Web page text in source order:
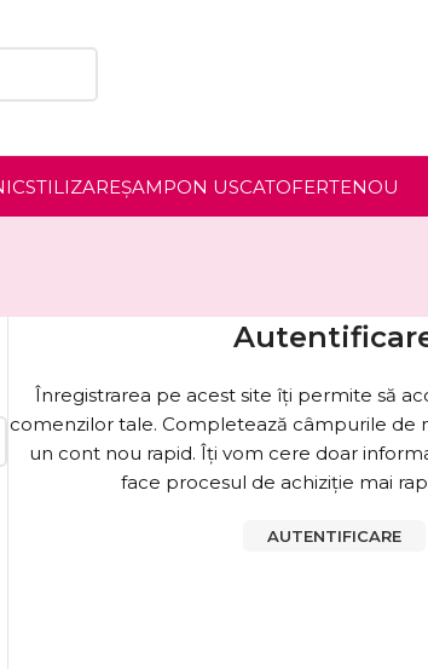
STILIZAREȘAMPON USCATOFERTENOU
Înregistrarea pe acest site îți permite să
comenzilor tale. Completează câmpurile de
un cont nou rapid. Îți vom cere doar
face procesul de achiziție mai
AUTENTIFICARE